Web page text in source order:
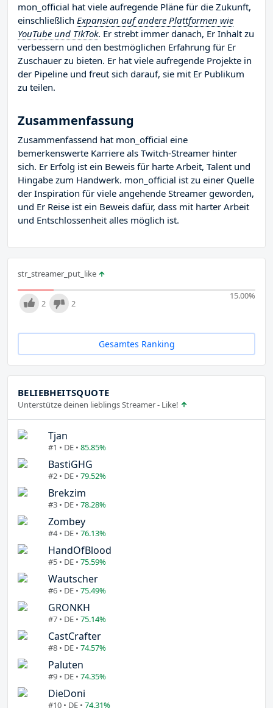
mon_official hat viele aufregende Pläne für die Zukunft,
einschließlich Expansion auf andere Plattformen wie
YouTube und TikTok. Er strebt immer danach, Er Inhalt zu
verbessern und den bestmöglichen Erfahrung für Er
Zuschauer zu bieten. Er hat viele aufregende Projekte in
der Pipeline und freut sich darauf, sie mit Er Publikum
zu teilen.
Zusammenfassung
Zusammenfassend hat mon_official eine
bemerkenswerte Karriere als Twitch-Streamer hinter
sich. Er Erfolg ist ein Beweis für harte Arbeit, Talent und
Hingabe zum Handwerk. mon_official ist zu einer Quelle
der Inspiration für viele angehende Streamer geworden,
und Er Reise ist ein Beweis dafür, dass mit harter Arbeit
und Entschlossenheit alles möglich ist.
str_streamer_put_like
15.00%
2 2
Gesamtes Ranking
BELIEBHEITSQUOTE
Unterstütze deinen lieblings Streamer - Like!
Tjan
#1 • DE • 85.85%
BastiGHG
#2 • DE • 79.52%
Brekzim
#3 • DE • 78.28%
Zombey
#4 • DE • 76.13%
HandOfBlood
#5 • DE • 75.59%
Wautscher
#6 • DE • 75.49%
GRONKH
#7 • DE • 75.14%
CastCrafter
#8 • DE • 74.57%
Paluten
#9 • DE • 74.35%
DieDoni
#10 • DE • 74.31%